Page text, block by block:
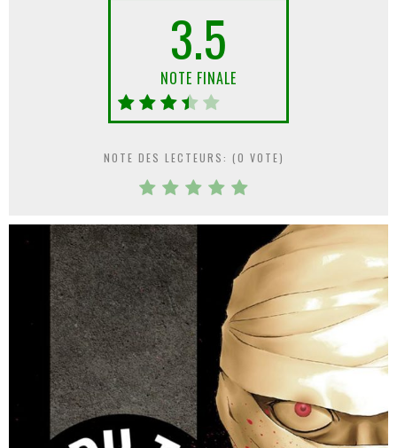
3.5
NOTE FINALE
NOTE DES LECTEURS: (0 VOTE)